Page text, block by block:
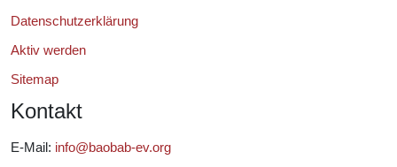
Datenschutzerklärung
Aktiv werden
Sitemap
Kontakt
E-Mail: info@baobab-ev.org